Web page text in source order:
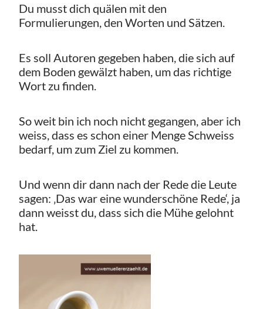
Du musst dich quälen mit den
Formulierungen, den Worten und Sätzen.
Es soll Autoren gegeben haben, die sich auf
dem Boden gewälzt haben, um das richtige
Wort zu finden.
So weit bin ich noch nicht gegangen, aber ich
weiss, dass es schon einer Menge Schweiss
bedarf, um zum Ziel zu kommen.
Und wenn dir dann nach der Rede die Leute
sagen: ‚Das war eine wunderschöne Rede‘, ja
dann weisst du, dass sich die Mühe gelohnt
hat.